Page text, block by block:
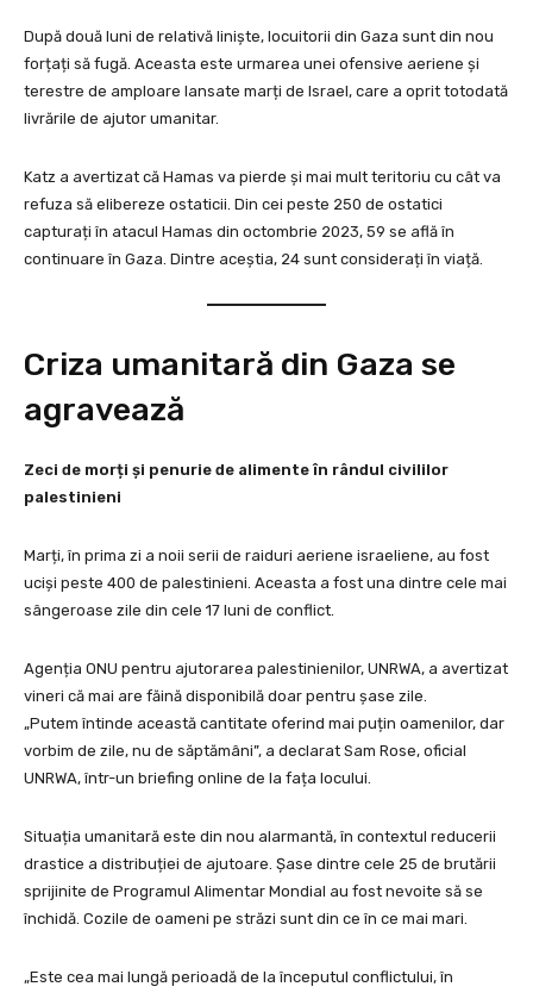
După două luni de relativă liniște, locuitorii din Gaza sunt din nou
forțați să fugă. Aceasta este urmarea unei ofensive aeriene și
terestre de amploare lansate marți de Israel, care a oprit totodată
livrările de ajutor umanitar.
Katz a avertizat că Hamas va pierde și mai mult teritoriu cu cât va
refuza să elibereze ostaticii. Din cei peste 250 de ostatici
capturați în atacul Hamas din octombrie 2023, 59 se află în
continuare în Gaza. Dintre aceștia, 24 sunt considerați în viață.
Criza umanitară din Gaza se
agravează
Zeci de morți și penurie de alimente în rândul civililor
palestinieni
Marți, în prima zi a noii serii de raiduri aeriene israeliene, au fost
uciși peste 400 de palestinieni. Aceasta a fost una dintre cele mai
sângeroase zile din cele 17 luni de conflict.
Agenția ONU pentru ajutorarea palestinienilor, UNRWA, a avertizat
vineri că mai are făină disponibilă doar pentru șase zile.
„Putem întinde această cantitate oferind mai puțin oamenilor, dar
vorbim de zile, nu de săptămâni”, a declarat Sam Rose, oficial
UNRWA, într-un briefing online de la fața locului.
Situația umanitară este din nou alarmantă, în contextul reducerii
drastice a distribuției de ajutoare. Șase dintre cele 25 de brutării
sprijinite de Programul Alimentar Mondial au fost nevoite să se
închidă. Cozile de oameni pe străzi sunt din ce în ce mai mari.
„Este cea mai lungă perioadă de la începutul conflictului, în